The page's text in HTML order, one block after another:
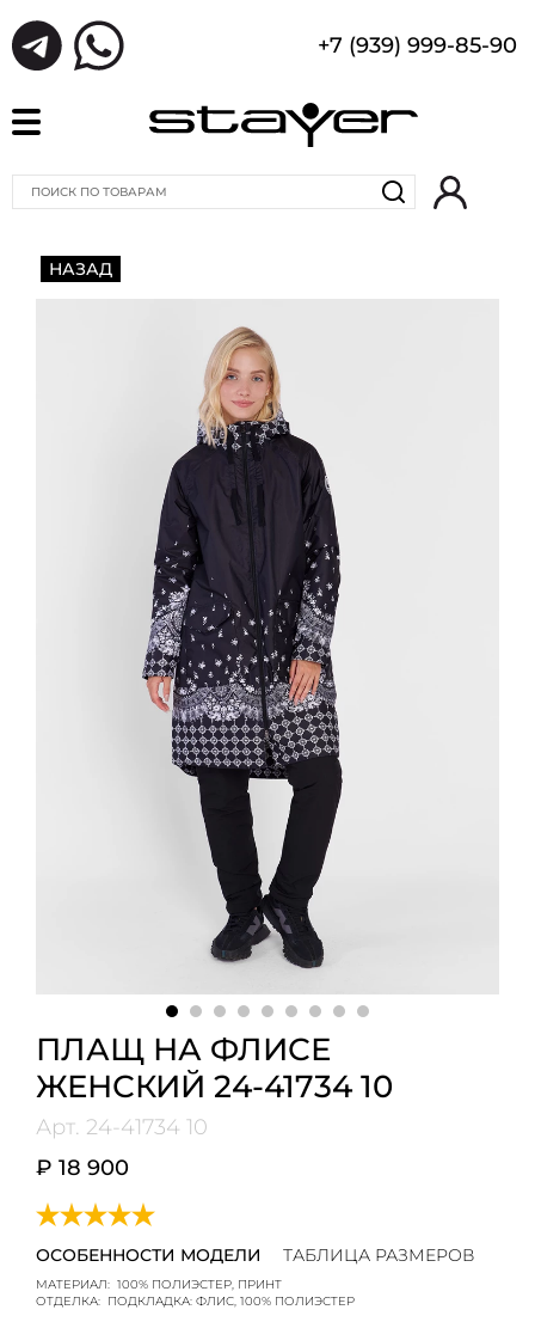
+7 (939) 999-85-90
НАЗАД
ПЛАЩ НА ФЛИСЕ
ЖЕНСКИЙ 24-41734 10
Арт. 24-41734 10
₽ 18 900
ОСОБЕННОСТИ МОДЕЛИ ТАБЛИЦА РАЗМЕРОВ
МАТЕРИАЛ: 100% ПОЛИЭСТЕР, ПРИНТ
ОТДЕЛКА: ПОДКЛАДКА: ФЛИС, 100% ПОЛИЭСТЕР